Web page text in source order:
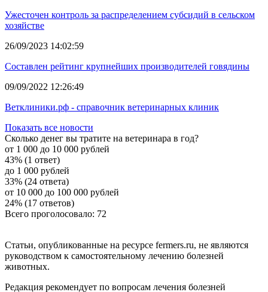
Ужесточен контроль за распределением субсидий в сельском
хозяйстве
26/09/2023 14:02:59
Составлен рейтинг крупнейших производителей говядины
09/09/2022 12:26:49
Ветклиники.рф - справочник ветеринарных клиник
Показать все новости
Сколько денег вы тратите на ветеринара в год?
от 1 000 до 10 000 рублей
43% (1 ответ)
до 1 000 рублей
33% (24 ответа)
от 10 000 до 100 000 рублей
24% (17 ответов)
Всего проголосовало: 72
Статьи, опубликованные на ресурсе fermers.ru, не являются
руководством к самостоятельному лечению болезней
животных.
Редакция рекомендует по вопросам лечения болезней